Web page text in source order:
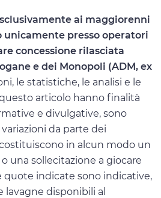
ai maggiorenni
unicamente presso operatori
concessione rilasciata
e dei Monopoli (ADM, ex
le statistiche, le analisi e le
articolo hanno finalità
e divulgative, sono
da parte dei
in alcun modo un
una sollecitazione a giocare
quote indicate sono indicative,
disponibili al